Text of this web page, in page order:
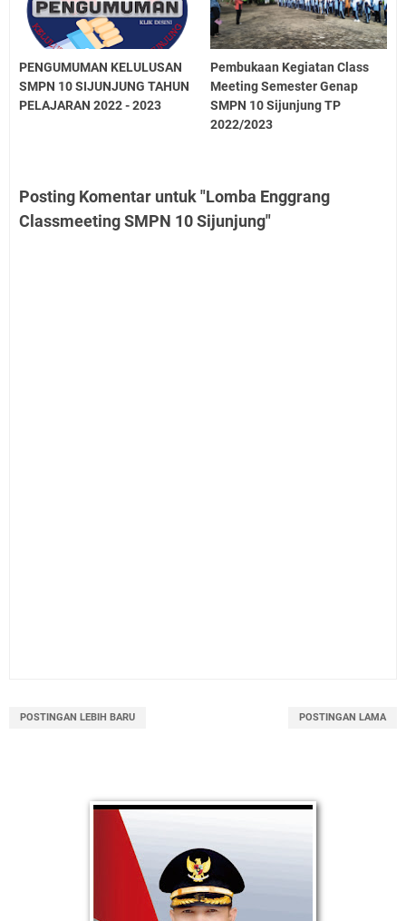
PENGUMUMAN KELULUSAN
SMPN 10 SIJUNJUNG TAHUN
PELAJARAN 2022 - 2023
Pembukaan Kegiatan Class
Meeting Semester Genap
SMPN 10 Sijunjung TP
2022/2023
Posting Komentar untuk "Lomba Enggrang
Classmeeting SMPN 10 Sijunjung"
POSTINGAN LEBIH BARU POSTINGAN LAMA